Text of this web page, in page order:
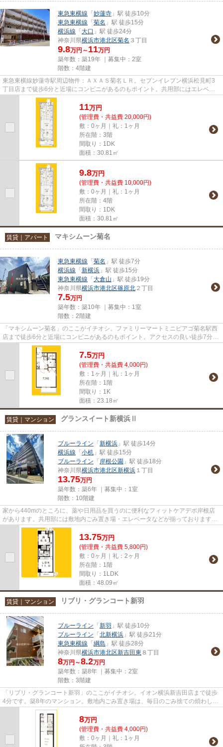
東急東横線 「 妙蓮寺 」駅 徒歩10分
東急東横線 「 菊名 」駅 徒歩15分
横浜線 「 大口 」駅 徒歩24分
神奈川県横浜市港北区菊名 ３丁目
9.8万円～ 11万円
築年数：築19年 ｜募集中： 2室
階数：4階建
東急東横線妙蓮寺駅周辺物件：ＡＸＡＳ菊名ＬＲ。セブンイレブン横浜松見町3
丁目店まで徒歩6分と近場にコンビニがあるのもポイント。共用部にはエレベー
タ・敷地内ごみ置き場などが揃...
11万円
(管理費・共益費 20,000円)
敷：0ヶ月｜礼：1ヶ月
所在階：3階
間取り：1DK
面積：30.81㎡
9.8万円
(管理費・共益費 10,000円)
敷：0ヶ月｜礼：1ヶ月
所在階：4階
間取り：1DK
面積：30.81㎡
賃貸｜アパート マキシムーン菊名
東急東横線 「 菊名 」駅 徒歩7分
横浜線 「 新横浜 」駅 徒歩15分
東急東横線 「 大倉山 」駅 徒歩19分
神奈川県横浜市港北区篠原北 ２丁目
7.5万円
築年数：築10年 ｜募集中： 1室
階数：2階建
「マキシムーン菊名」のここがイチオシ。ファミリーマートミニピアゴ菊名駅西
店まで徒歩6分と近場にコンビニがあるのもポイント。アクセスの良い徒歩7分の
物件です。2016年築のコチラ...
7.5万円
(管理費・共益費 4,000円)
敷：1ヶ月｜礼：1ヶ月
所在階：1階
間取り：1K
面積：23.18㎡
賃貸｜マンション グランスイート新横浜Ⅱ
ブルーライン 「 新横浜 」駅 徒歩14分
横浜線 「 小机 」駅 徒歩15分
ブルーライン 「 岸根公園 」駅 徒歩18分
神奈川県横浜市港北区新横浜 １丁目
13.75万円
築年数：築6年 ｜募集中： 1室
階数：10階建
家から440mのところに、薬や日用品を買うのに便利なフィットケアデポ岸根店
があります。共用部には敷地内ごみ置き場・エレベータなどが揃っております。
駅から徒歩14分のところにある...
13.75万円
(管理費・共益費 5,800円)
敷：0ヶ月｜礼：2ヶ月
所在階：1階
間取り：1LDK
面積：48.09㎡
賃貸｜マンション リブリ・グランコート新羽
ブルーライン 「 新羽 」駅 徒歩10分
ブルーライン 「 北新横浜 」駅 徒歩21分
東急東横線 「 綱島 」駅 徒歩28分
神奈川県横浜市港北区新吉田東 ８丁目
8万円～8.2万円
築年数：築8年 ｜募集中： 2室
階数：3階建
「リブリ・グランコート新羽」のここがイチオシ。イオン横浜新吉田店まで徒歩
4分です。築8年のマンション。敷地内ごみ置き場は、毎日のごみ捨ての煩わしさ
を軽減します。株式会社Kanoo...
8万円
(管理費・共益費 4,000円)
敷：0ヶ月｜礼：1ヶ月